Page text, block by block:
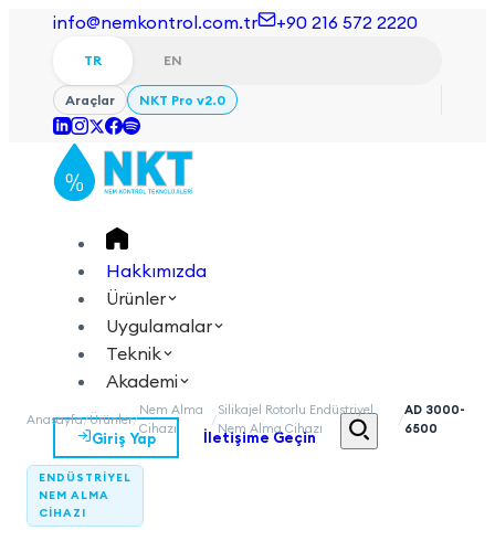
info@nemkontrol.com.tr +90 216 572 2220
TR EN
Araçlar NKT Pro v2.0
Hakkımızda
Ürünler
Uygulamalar
Teknik
Akademi
Giriş Yap İletişime Geçin
TR EN
Anasayfa/Ürünler/
Nem Alma
Cihazı
/
Silikajel Rotorlu Endüstriyel
Nem Alma Cihazı
/
AD 3000-
6500
ENDÜSTRIYEL
NEM ALMA
CIHAZI